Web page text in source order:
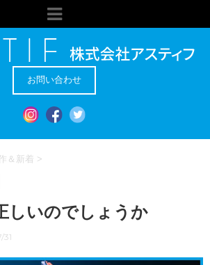
お問い合わせ
＆新着 >
しいのでしょうか
31